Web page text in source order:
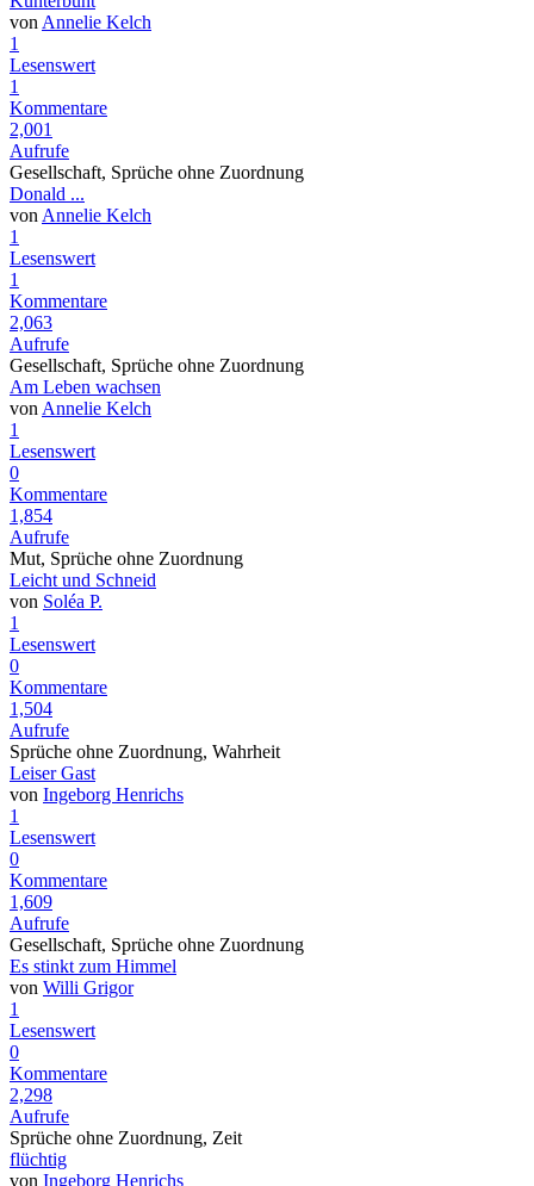
vonAnnelie Kelch
1
Lesenswert
1
Kommentare
2,001
Aufrufe
Gesellschaft, Sprüche ohne Zuordnung
Donald ...
vonAnnelie Kelch
1
Lesenswert
1
Kommentare
2,063
Aufrufe
Gesellschaft, Sprüche ohne Zuordnung
Am Leben wachsen
vonAnnelie Kelch
1
Lesenswert
0
Kommentare
1,854
Aufrufe
Mut, Sprüche ohne Zuordnung
Leicht und Schneid
von Soléa P.
1
Lesenswert
0
Kommentare
1,504
Aufrufe
Sprüche ohne Zuordnung, Wahrheit
Leiser Gast
von Ingeborg Henrichs
1
Lesenswert
0
Kommentare
1,609
Aufrufe
Gesellschaft, Sprüche ohne Zuordnung
Es stinkt zum Himmel
von Willi Grigor
1
Lesenswert
0
Kommentare
2,298
Aufrufe
Sprüche ohne Zuordnung, Zeit
flüchtig
von Ingeborg Henrichs